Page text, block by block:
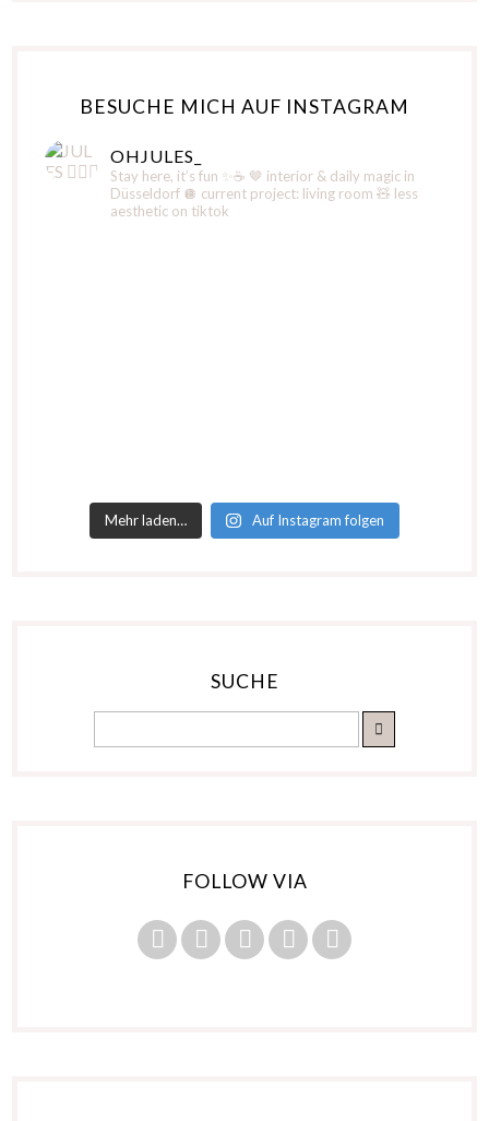
BESUCHE MICH AUF INSTAGRAM
OHJULES_
Stay here, it’s fun ✨☕️ 🤎 interior & daily magic in
Düsseldorf 🪩 current project: living room 🧸 less
aesthetic on tiktok
Mehr laden… Auf Instagram folgen
SUCHE
FOLLOW VIA